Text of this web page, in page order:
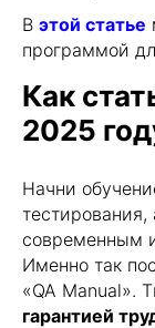
В этой статье
программой
Как
2025
Начни
тестирования,
современным
Именно так
«QA Manual».
гарантией